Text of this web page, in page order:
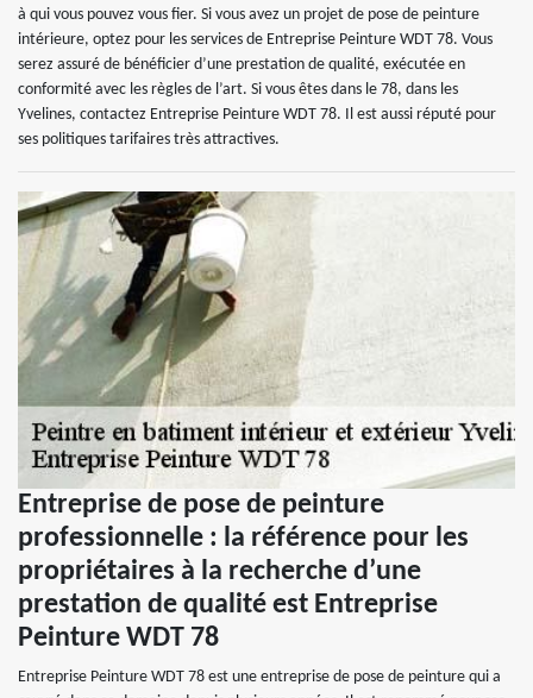
à qui vous pouvez vous fier. Si vous avez un projet de pose de peinture
intérieure, optez pour les services de Entreprise Peinture WDT 78. Vous
serez assuré de bénéficier d’une prestation de qualité, exécutée en
conformité avec les règles de l’art. Si vous êtes dans le 78, dans les
Yvelines, contactez Entreprise Peinture WDT 78. Il est aussi réputé pour
ses politiques tarifaires très attractives.
Entreprise de pose de peinture
professionnelle : la référence pour les
propriétaires à la recherche d’une
prestation de qualité est Entreprise
Peinture WDT 78
Entreprise Peinture WDT 78 est une entreprise de pose de peinture qui a